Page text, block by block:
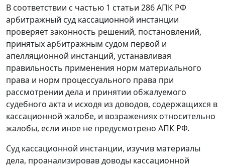
В соответствии с частью 1 статьи 286 АПК РФ
арбитражный суд кассационной инстанции
проверяет законность решений, постановлений,
принятых арбитражным судом первой и
апелляционной инстанций, устанавливая
правильность применения норм материального
права и норм процессуального права при
рассмотрении дела и принятии обжалуемого
судебного акта и исходя из доводов, содержащихся в
кассационной жалобе, и возражениях относительно
жалобы, если иное не предусмотрено АПК РФ.
Суд кассационной инстанции, изучив материалы
дела, проанализировав доводы кассационной